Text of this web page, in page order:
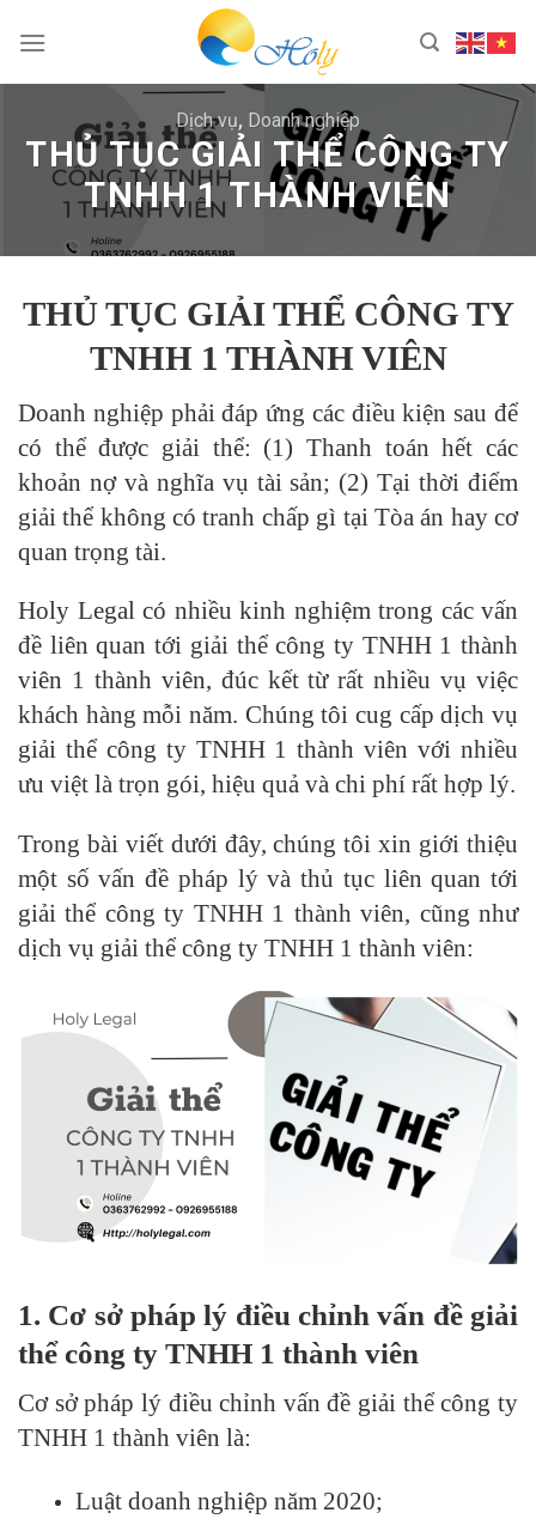
Dịch vụ, Doanh nghiệp
THỦ TỤC GIẢI THỂ CÔNG TY
TNHH 1 THÀNH VIÊN
THỦ TỤC GIẢI THỂ CÔNG TY
TNHH 1 THÀNH VIÊN
Doanh nghiệp phải đáp ứng các điều kiện sau để
có thể được giải thể: (1) Thanh toán hết các
khoản nợ và nghĩa vụ tài sản; (2) Tại thời điểm
giải thể không có tranh chấp gì tại Tòa án hay cơ
quan trọng tài.
Holy Legal có nhiều kinh nghiệm trong các vấn
đề liên quan tới giải thể công ty TNHH 1 thành
viên 1 thành viên, đúc kết từ rất nhiều vụ việc
khách hàng mỗi năm. Chúng tôi cug cấp dịch vụ
giải thể công ty TNHH 1 thành viên với nhiều
ưu việt là trọn gói, hiệu quả và chi phí rất hợp lý.
Trong bài viết dưới đây, chúng tôi xin giới thiệu
một số vấn đề pháp lý và thủ tục liên quan tới
giải thể công ty TNHH 1 thành viên, cũng như
dịch vụ giải thể công ty TNHH 1 thành viên:
1. Cơ sở pháp lý điều chỉnh vấn đề giải
thể công ty TNHH 1 thành viên
Cơ sở pháp lý điều chỉnh vấn đề giải thể công ty
TNHH 1 thành viên là:
Luật doanh nghiệp năm 2020;